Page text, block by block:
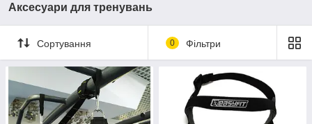
Аксесуари для тренувань
Сортування 0 Фільтри